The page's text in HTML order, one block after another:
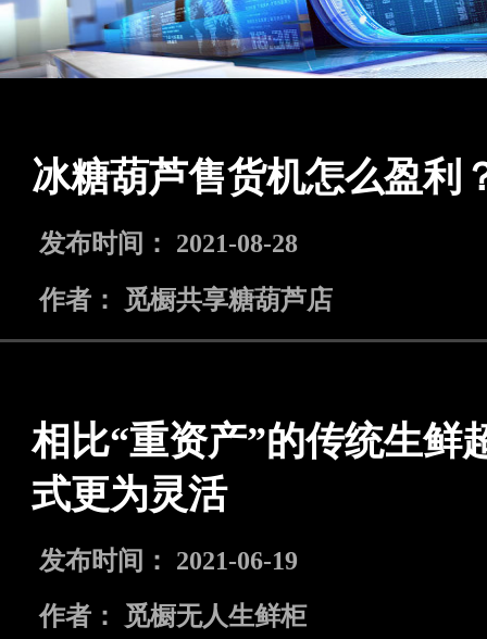
冰糖葫芦售货机怎么盈利
发布时间： 2021-08-28
作者： 觅橱共享糖葫芦店
相比“重资产”的传统生鲜
式更为灵活
发布时间： 2021-06-19
作者： 觅橱无人生鲜柜